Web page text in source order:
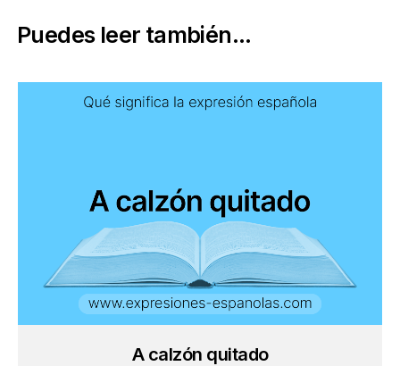
Puedes leer también...
A calzón quitado